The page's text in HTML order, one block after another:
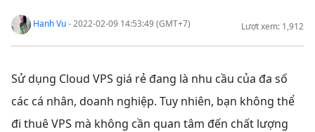
Lượt xem: 1,912
Hanh Vu- 2022-02-09 14:53:49 (GMT+7)
Sử dụng Cloud VPS giá rẻ đang là nhu cầu của đa số
các cá nhân, doanh nghiệp. Tuy nhiên, bạn không thể
đi thuê VPS mà không cần quan tâm đến chất lượng